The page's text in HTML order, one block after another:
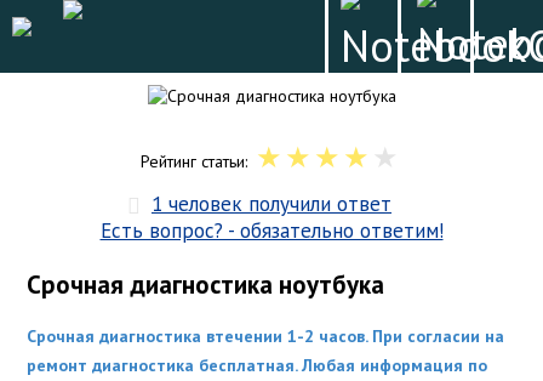
Рейтинг статьи:
1 человек получили ответ
Есть вопрос? - обязательно ответим!
Срочная диагностика ноутбука
Срочная диагностика втечении 1-2 часов. При согласии на
ремонт диагностика бесплатная. Любая информация по